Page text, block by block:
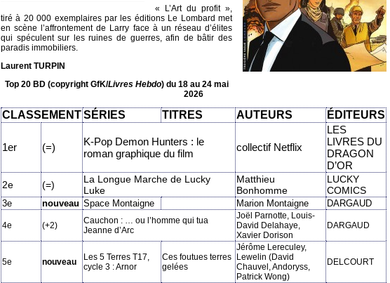
« L’Art du profit »,
tiré à 20 000 exemplaires par les éditions Le Lombard met
en scène l’affrontement de Larry face à un réseau d’élites
qui spéculent sur les ruines de guerres, afin de bâtir des
paradis immobiliers.
Laurent TURPIN
Top 20 BD (copyright GfK/Livres Hebdo) du 18 au 24 mai
2026
CLASSEMENTSÉRIES TITRES AUTEURS ÉDITEURS
1er (=)
K-Pop Demon Hunters : le
roman graphique du film
collectif Netflix
LES
LIVRES DU
DRAGON
D’OR
2e (=)
La Longue Marche de Lucky
Luke
Matthieu
Bonhomme
LUCKY
COMICS
3e nouveau Space Montaigne Marion Montaigne DARGAUD
4e (+2)
Cauchon : … ou l’homme qui tua
Jeanne d’Arc
Joël Parnotte, Louis-
David Delahaye,
Xavier Dorison
DARGAUD
5e nouveau
Les 5 Terres T17,
cycle 3 : Arnor
Ces foutues terres
gelées
Jérôme Lereculey,
Lewelin (David
Chauvel, Andoryss,
Patrick Wong)
DELCOURT